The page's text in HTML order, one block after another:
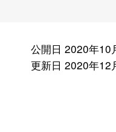
公開日 2020年10
更新日 2020年12